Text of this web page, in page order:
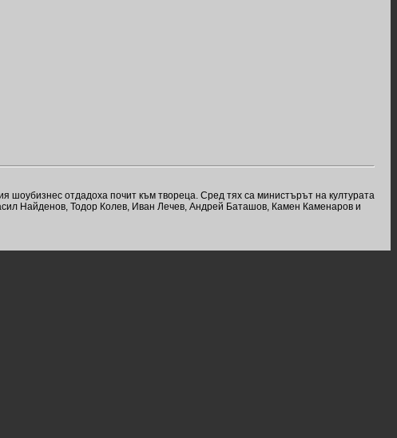
отдадоха почит към твореца. Сред тях са министърът на културата
Найденов, Тодор Колев, Иван Лечев, Андрей Баташов, Камен Каменаров и